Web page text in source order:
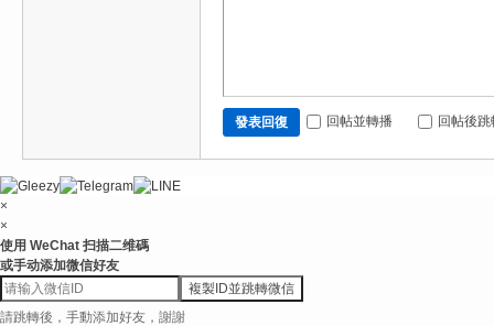
發表回復 回帖並轉播 回帖後
×
×
使用 WeChat 扫描二维碼
或手动添加微信好友
複製ID並跳轉微信
請跳轉後，手動添加好友，謝謝